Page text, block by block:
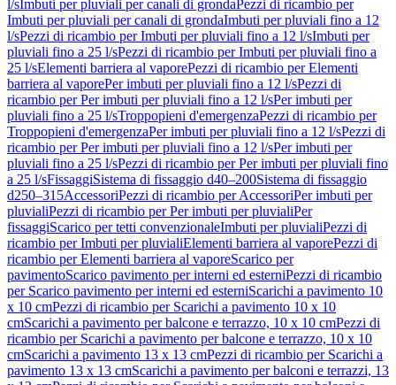
l/sImbuti per pluviali per canali di grondaPezzi di ricambio per
Imbuti per pluviali per canali di grondaImbuti per pluviali fino a 12
l/sPezzi di ricambio per Imbuti per pluviali fino a 12 l/sImbuti per
pluviali fino a 25 l/sPezzi di ricambio per Imbuti per pluviali fino a
25 l/sElementi barriera al vaporePezzi di ricambio per Elementi
barriera al vaporePer imbuti per pluviali fino a 12 l/sPezzi di
ricambio per Per imbuti per pluviali fino a 12 l/sPer imbuti per
pluviali fino a 25 l/sTroppopieni d'emergenzaPezzi di ricambio per
Troppopieni d'emergenzaPer imbuti per pluviali fino a 12 l/sPezzi di
ricambio per Per imbuti per pluviali fino a 12 l/sPer imbuti per
pluviali fino a 25 l/sPezzi di ricambio per Per imbuti per pluviali fino
a 25 l/sFissaggiSistema di fissaggio d40–200Sistema di fissaggio
d250–315AccessoriPezzi di ricambio per AccessoriPer imbuti per
pluvialiPezzi di ricambio per Per imbuti per pluvialiPer
fissaggiScarico per tetti convenzionaleImbuti per pluvialiPezzi di
ricambio per Imbuti per pluvialiElementi barriera al vaporePezzi di
ricambio per Elementi barriera al vaporeScarico per
pavimentoScarico pavimento per interni ed esterniPezzi di ricambio
per Scarico pavimento per interni ed esterniScarichi a pavimento 10
x 10 cmPezzi di ricambio per Scarichi a pavimento 10 x 10
cmScarichi a pavimento per balcone e terrazzo, 10 x 10 cmPezzi di
ricambio per Scarichi a pavimento per balcone e terrazzo, 10 x 10
cmScarichi a pavimento 13 x 13 cmPezzi di ricambio per Scarichi a
pavimento 13 x 13 cmScarichi a pavimento per balconi e terrazzi, 13